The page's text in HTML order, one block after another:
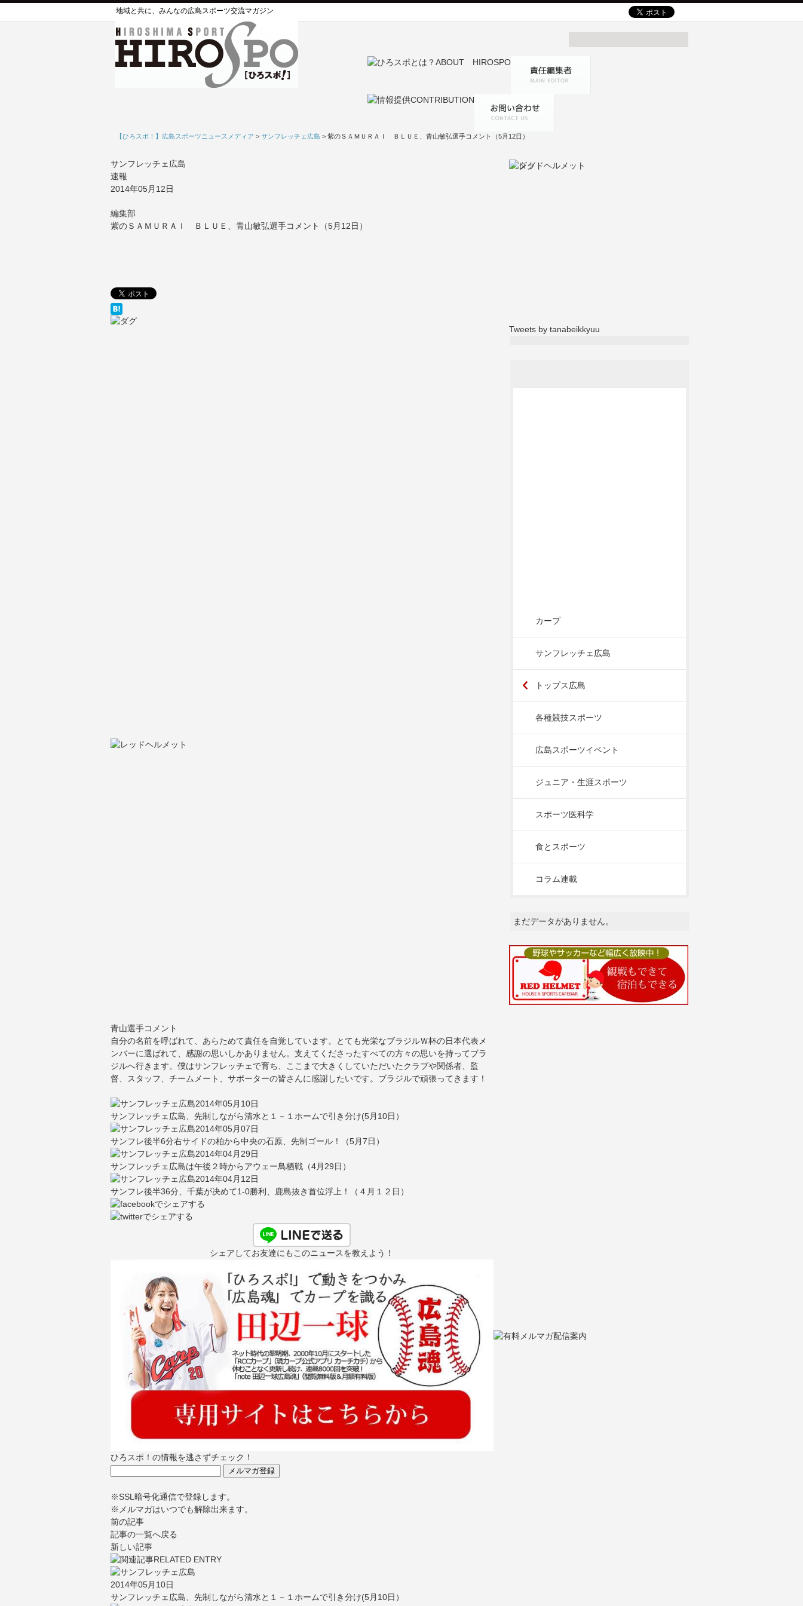
地域と共に、みんなの広島スポーツ交流マガジン
【ひろスポ！】広島スポーツニュースメディア > サンフレッチェ広島 > 紫のＳＡＭＵＲＡＩ ＢＬＵＥ、青山敏弘選手コメント（5月12日）
サンフレッチェ広島
速報
2014年05月12日
編集部
紫のＳＡＭＵＲＡＩ ＢＬＵＥ、青山敏弘選手コメント（5月12日）
青山選手コメント
自分の名前を呼ばれて、あらためて責任を自覚しています。とても光栄なブラジルＷ杯の日本代表メ
ンバーに選ばれて、感謝の思いしかありません。支えてくださったすべての方々の思いを持ってブラ
ジルへ行きます。僕はサンフレッチェで育ち、ここまで大きくしていただいたクラブや関係者、監
督、スタッフ、チームメート、サポーターの皆さんに感謝したいです。ブラジルで頑張ってきます！
2014年05月10日
サンフレッチェ広島、先制しながら清水と１－１ホームで引き分け(5月10日）
2014年05月07日
サンフレ後半6分右サイドの柏から中央の石原、先制ゴール！（5月7日）
2014年04月29日
サンフレッチェ広島は午後２時からアウェー鳥栖戦（4月29日）
2014年04月12日
サンフレ後半36分、千葉が决めて1-0勝利、鹿島抜き首位浮上！（４月１２日）
シェアしてお友達にもこのニュースを教えよう！
ひろスポ！の情報を逃さずチェック！
※SSL暗号化通信で登録します。
※メルマガはいつでも解除出来ます。
前の記事
記事の一覧へ戻る
新しい記事
2014年05月10日
サンフレッチェ広島、先制しながら清水と１－１ホームで引き分け(5月10日）
Tweets by tanabeikkyuu
カープ
サンフレッチェ広島
トップス広島
各種競技スポーツ
広島スポーツイベント
ジュニア・生涯スポーツ
スポーツ医科学
食とスポーツ
コラム連載
まだデータがありません。